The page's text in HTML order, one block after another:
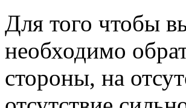
Для того чтобы
необходимо
стороны, на